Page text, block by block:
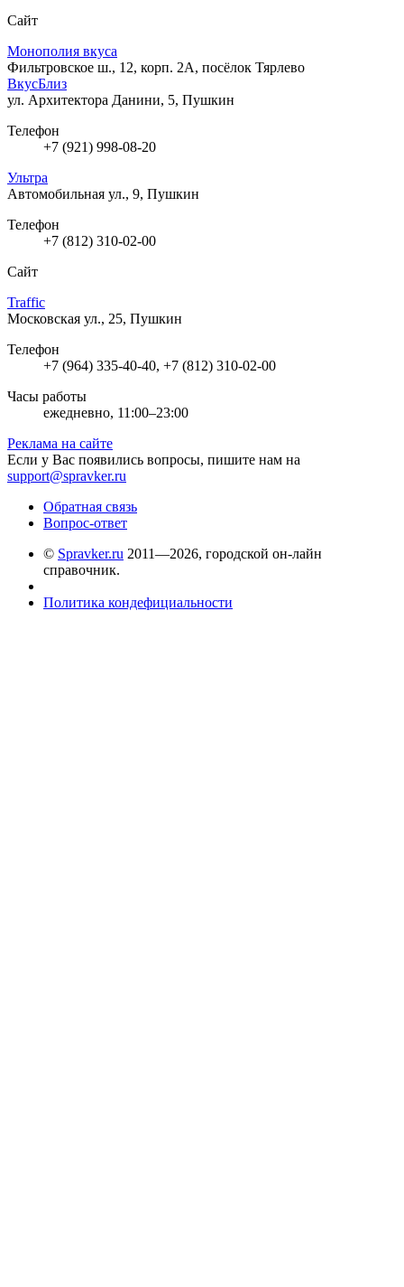
Сайт
Монополия вкуса
Фильтровское ш., 12, корп. 2А, посёлок Тярлево
ВкусБлиз
ул. Архитектора Данини, 5, Пушкин
Телефон
+7 (921) 998-08-20
Ультра
Автомобильная ул., 9, Пушкин
Телефон
+7 (812) 310-02-00
Сайт
Traffic
Московская ул., 25, Пушкин
Телефон
+7 (964) 335-40-40, +7 (812) 310-02-00
Часы работы
ежедневно, 11:00–23:00
Реклама на сайте
Если у Вас появились вопросы, пишите нам на
support@spravker.ru
Обратная связь
Вопрос-ответ
© Spravker.ru 2011—2026, городской он-лайн
справочник.
Политика кондефициальности